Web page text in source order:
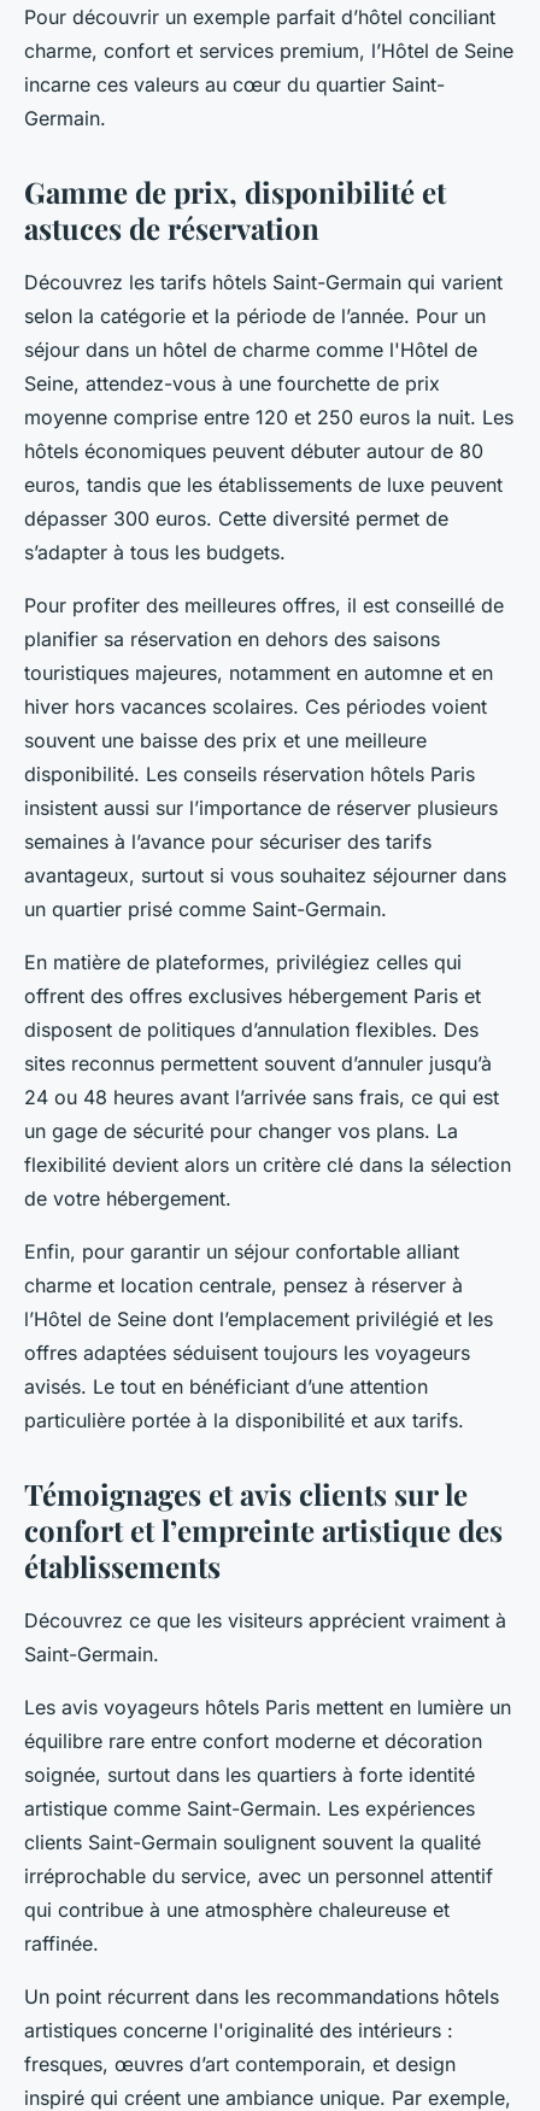
Pour découvrir un exemple parfait d’hôtel conciliant
charme, confort et services premium, l’Hôtel de Seine
incarne ces valeurs au cœur du quartier Saint-
Germain.
Gamme de prix, disponibilité et
astuces de réservation
Découvrez les tarifs hôtels Saint-Germain qui varient
selon la catégorie et la période de l’année. Pour un
séjour dans un hôtel de charme comme l'Hôtel de
Seine, attendez-vous à une fourchette de prix
moyenne comprise entre 120 et 250 euros la nuit. Les
hôtels économiques peuvent débuter autour de 80
euros, tandis que les établissements de luxe peuvent
dépasser 300 euros. Cette diversité permet de
s’adapter à tous les budgets.
Pour profiter des meilleures offres, il est conseillé de
planifier sa réservation en dehors des saisons
touristiques majeures, notamment en automne et en
hiver hors vacances scolaires. Ces périodes voient
souvent une baisse des prix et une meilleure
disponibilité. Les conseils réservation hôtels Paris
insistent aussi sur l’importance de réserver plusieurs
semaines à l’avance pour sécuriser des tarifs
avantageux, surtout si vous souhaitez séjourner dans
un quartier prisé comme Saint-Germain.
En matière de plateformes, privilégiez celles qui
offrent des offres exclusives hébergement Paris et
disposent de politiques d’annulation flexibles. Des
sites reconnus permettent souvent d’annuler jusqu’à
24 ou 48 heures avant l’arrivée sans frais, ce qui est
un gage de sécurité pour changer vos plans. La
flexibilité devient alors un critère clé dans la sélection
de votre hébergement.
Enfin, pour garantir un séjour confortable alliant
charme et location centrale, pensez à réserver à
l’Hôtel de Seine dont l’emplacement privilégié et les
offres adaptées séduisent toujours les voyageurs
avisés. Le tout en bénéficiant d’une attention
particulière portée à la disponibilité et aux tarifs.
Témoignages et avis clients sur le
confort et l’empreinte artistique des
établissements
Découvrez ce que les visiteurs apprécient vraiment à
Saint-Germain.
Les avis voyageurs hôtels Paris mettent en lumière un
équilibre rare entre confort moderne et décoration
soignée, surtout dans les quartiers à forte identité
artistique comme Saint-Germain. Les expériences
clients Saint-Germain soulignent souvent la qualité
irréprochable du service, avec un personnel attentif
qui contribue à une atmosphère chaleureuse et
raffinée.
Un point récurrent dans les recommandations hôtels
artistiques concerne l'originalité des intérieurs :
fresques, œuvres d’art contemporain, et design
inspiré qui créent une ambiance unique. Par exemple,